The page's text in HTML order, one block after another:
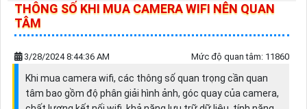
THÔNG SỐ KHI MUA CAMERA WIFI NÊN QUAN
TÂM
3/28/2024 8:44:36 AM Mức độ quan tâm: 11860
Khi mua camera wifi, các thông số quan trọng cần quan
tâm bao gồm độ phân giải hình ảnh, góc quay của camera,